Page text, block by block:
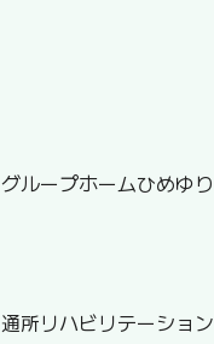
グループホームひめゆり
通所リハビリテーション